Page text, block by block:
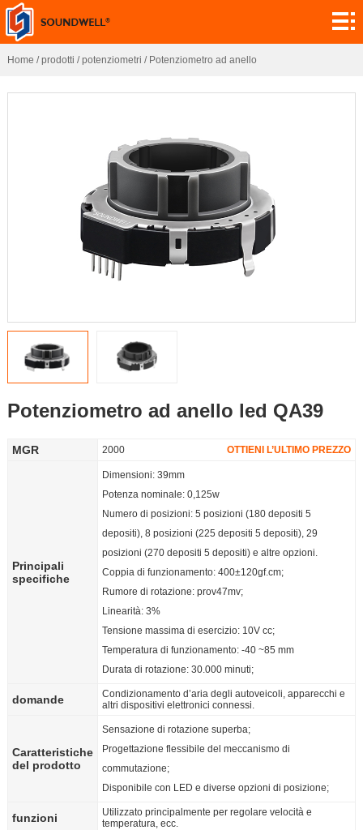
informazioni
Personalizzazione
moduli
codificatori
notizie
Home /prodotti /potenziometri / Potenziometro ad anello
Potenziometro ad anello led QA39
MGR 2000 OTTIENI L’ULTIMO PREZZO
Principali
specifiche
Dimensioni: 39mm
Potenza nominale: 0,125w
Numero di posizioni: 5 posizioni (180 depositi 5
depositi), 8 posizioni (225 depositi 5 depositi), 29
posizioni (270 depositi 5 depositi) e altre opzioni.
Coppia di funzionamento: 400±120gf.cm;
Rumore di rotazione: prov47mv;
Linearità: 3%
Tensione massima di esercizio: 10V cc;
Temperatura di funzionamento: -40 ~85 mm
Durata di rotazione: 30.000 minuti;
domande
Condizionamento d’aria degli autoveicoli, apparecchi e
altri dispositivi elettronici connessi.
Caratteristiche
del prodotto
Sensazione di rotazione superba;
Progettazione flessibile del meccanismo di
commutazione;
Disponibile con LED e diverse opzioni di posizione;
funzioni
Utilizzato principalmente per regolare velocità e
temperatura, ecc.